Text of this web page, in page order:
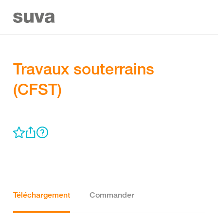
Travaux souterrains
(CFST)
Téléchargement Commander